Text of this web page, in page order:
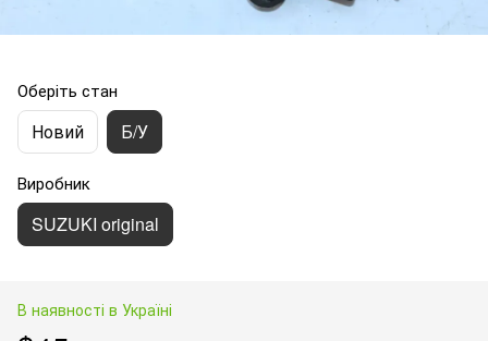
Оберіть стан
Новий Б/У
Виробник
SUZUKI original
В наявності в Україні